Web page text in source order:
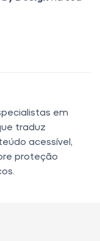
em
traduz
acessível,
proteção